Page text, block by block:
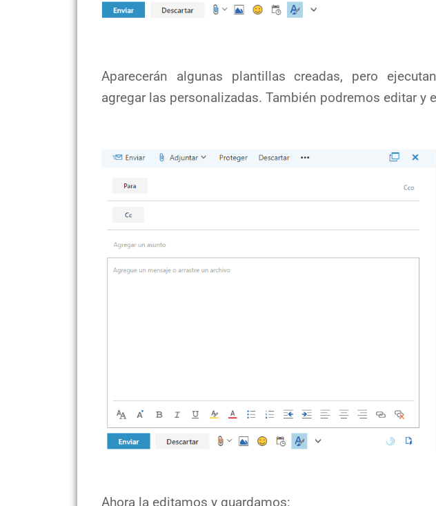
Aparecerán algunas plantillas creadas, pero
agregar las personalizadas. También podremos editar y
Ahora la editamos y guardamos: